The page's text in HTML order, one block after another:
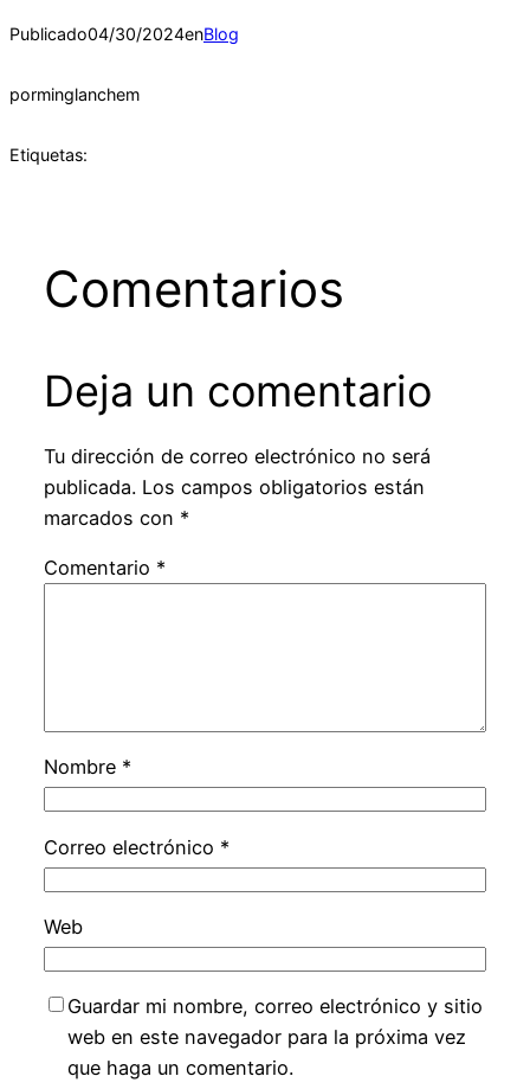
Publicado04/30/2024enBlog
porminglanchem
Etiquetas:
Comentarios
Deja un comentario
Tu dirección de correo electrónico no será
publicada. Los campos obligatorios están
marcados con *
Comentario *
Nombre *
Correo electrónico *
Web
Guardar mi nombre, correo electrónico y sitio
web en este navegador para la próxima vez
que haga un comentario.